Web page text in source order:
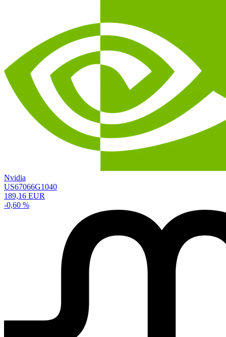
Nvidia
US67066G1040
189,16 EUR
-0,60 %